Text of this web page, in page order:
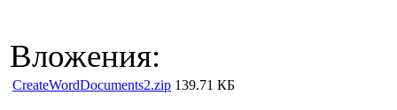
Вложения:
CreateWordDocuments2.zip 139.71 КБ